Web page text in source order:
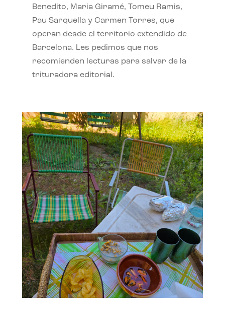
Benedito, Maria Giramé, Tomeu Ramis,
Pau Sarquella y Carmen Torres, que
operan desde el territorio extendido de
Barcelona. Les pedimos que nos
recomienden lecturas para salvar de la
trituradora editorial.